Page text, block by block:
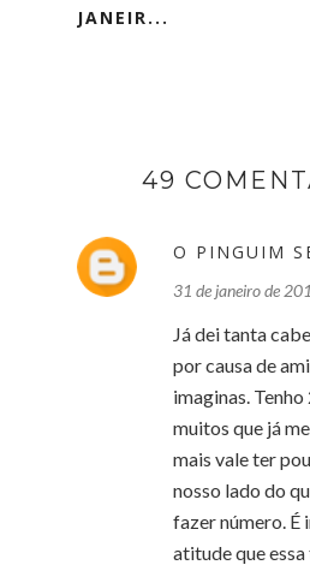
JANEIR...
49
O PINGUIM
31 de janeiro de
Já dei tanta
por causa de
imaginas. Tenho
muitos que já
mais vale ter
nosso lado do
fazer número. É
atitude que